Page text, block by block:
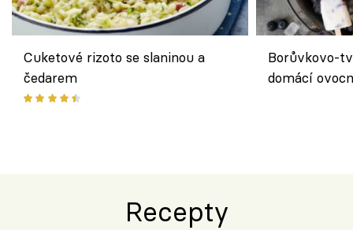
Cuketové rizoto se slaninou a
čedarem
Borůvkovo-
domácí
Recepty